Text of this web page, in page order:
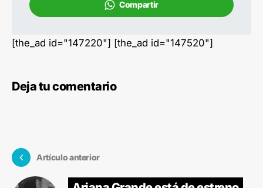
Compartir
[the_ad id="147220"] [the_ad id="147520"]
Deja tu comentario
Artículo anterior